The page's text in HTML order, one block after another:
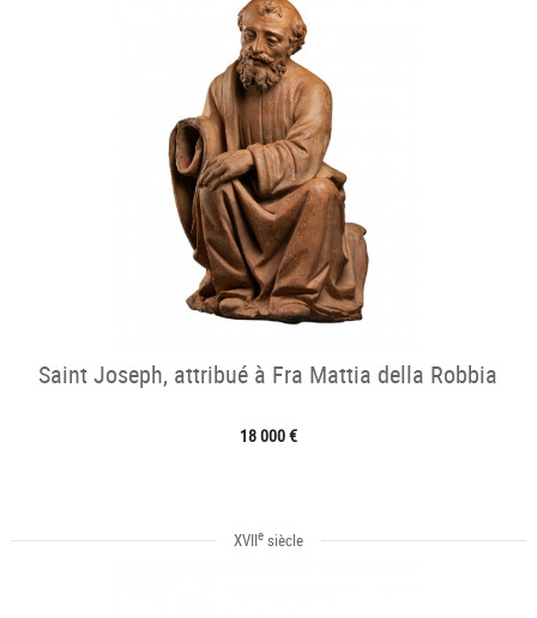
Saint Joseph, attribué à Fra Mattia della Robbia
18 000 €
XVIIesiècle